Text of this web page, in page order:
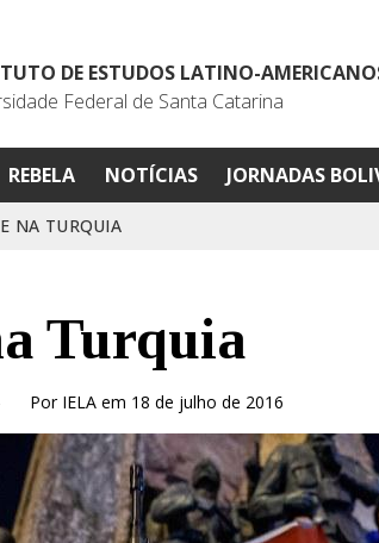
DE ESTUDOS LATINO-
Federal de Santa Catarina
REBELA NOTÍCIAS JORNADAS
NA TURQUIA
Turquia
Por IELA em 18 de julho de 2016